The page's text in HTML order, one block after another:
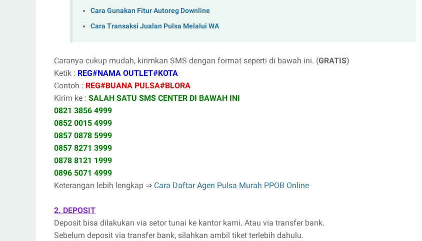
Cara Gunakan Fitur Autoreg Downline
Cara Transaksi Jualan Pulsa Melalui WA
Caranya cukup mudah, kirimkan SMS dengan format seperti di bawah ini. (GRATIS)
Ketik : REG#NAMA OUTLET#KOTA
Contoh : REG#BUANA PULSA#BLORA
Kirim ke : SALAH SATU SMS CENTER DI BAWAH INI
0821 3856 4999
0852 0015 4999
0857 0878 5999
0857 8271 3999
0878 8121 1999
0896 5071 4999
Keterangan lebih lengkap ⇒ Cara Daftar Agen Pulsa Murah PPOB Online
2. DEPOSIT
Deposit bisa dilakukan via setor tunai ke kantor kami. Atau via transfer bank.
Sebelum deposit via transfer bank, silahkan ambil tiket terlebih dahulu.